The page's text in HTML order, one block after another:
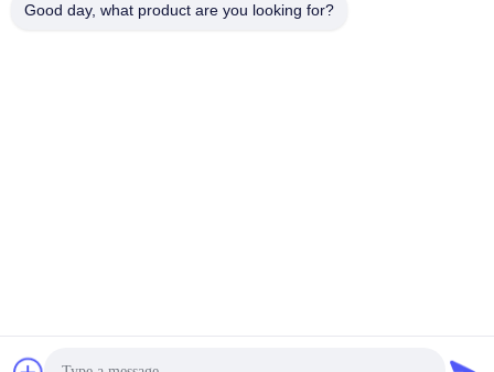
City, província de Guangdong, China
Good day, what product are you looking for?